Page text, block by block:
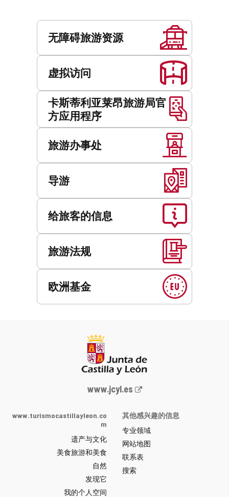
无障碍旅游资源
虚拟访问
卡斯蒂利亚莱昂旅游局官
方应用程序
旅游办事处
导游
给旅客的信息
旅游法规
欧洲基金
Junta
y
León
网
站
门
户
-
www.jcyl.es
www.turismocastillayleon.co
m
遗产与文化
美食旅游和美食
自然
发现它
我的个人空间
其他感兴趣的信息
专业领域
网站地图
联系表
搜索